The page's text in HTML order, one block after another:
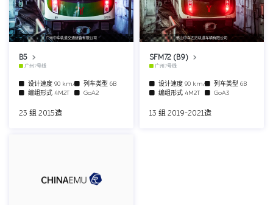
广州中车轨道交通装备有限公司
B5
广州7号线
设计速度 90 km/h 列车类型 6B
编组形式 4M2T GoA2
23 组 2015造
佛山中车四方轨道车辆有限公司
SFM72 (B9)
广州7号线
设计速度 90 km/h 列车类型 6B
编组形式 4M2T GoA3
13 组 2019-2021造